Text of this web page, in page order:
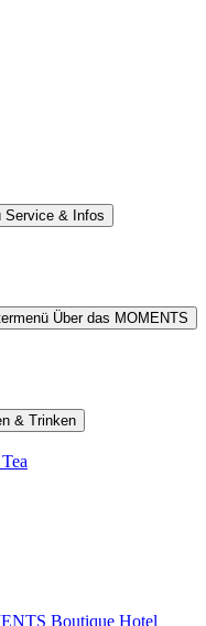
Service & Infos
Über das MOMENTS
& Trinken